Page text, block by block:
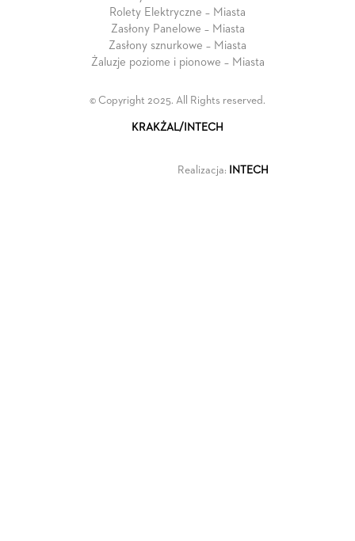
Rolety Elektryczne – Miasta
Zasłony Panelowe – Miasta
Zasłony sznurkowe – Miasta
Żaluzje poziome i pionowe – Miasta
© Copyright 2025. All Rights reserved.
KRAKŻAL/INTECH
Realizacja: INTECH